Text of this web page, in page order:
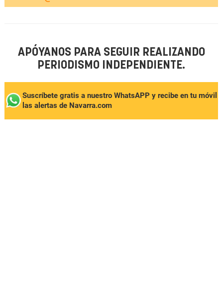
APÓYANOS PARA SEGUIR REALIZANDO
PERIODISMO INDEPENDIENTE.
Suscríbete gratis a nuestro WhatsAPP y recibe en tu móvil
las alertas de Navarra.com